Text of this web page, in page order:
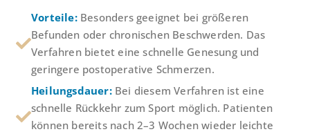
Vorteile: Besonders geeignet bei größeren
Befunden oder chronischen Beschwerden. Das
Verfahren bietet eine schnelle Genesung und
geringere postoperative Schmerzen.
Heilungsdauer:Bei diesem Verfahren ist eine
schnelle Rückkehr zum Sport möglich. Patienten
können bereits nach 2–3 Wochen wieder leichte